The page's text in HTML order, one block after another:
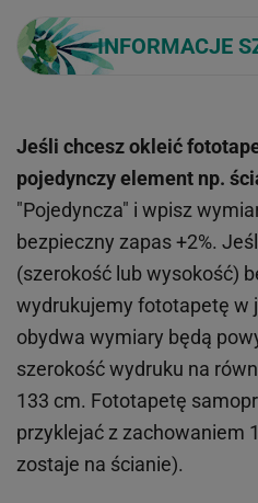
INFORMACJE
Jeśli chcesz okleić
pojedynczy element np.
"Pojedyncza" i wpisz
bezpieczny zapas +2%.
(szerokość lub wysokość)
wydrukujemy fototapetę w
obydwa wymiary będą
szerokość wydruku na
133 cm. Fototapetę
przyklejać z zachowaniem
zostaje na ścianie).